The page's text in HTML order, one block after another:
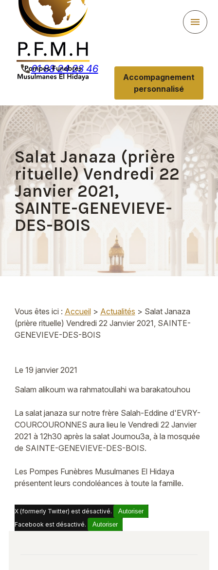
menu
phone01 88 24 23 46
Accompagnement
personnalisé
Salat Janaza (prière
rituelle) Vendredi 22
Janvier 2021,
SAINTE-GENEVIEVE-
DES-BOIS
Vous êtes ici : Accueil> Actualités > Salat Janaza
(prière rituelle) Vendredi 22 Janvier 2021, SAINTE-
GENEVIEVE-DES-BOIS
Le 19 janvier 2021
Salam alikoum wa rahmatoullahi wa barakatouhou
La salat janaza sur notre frère Salah-Eddine d'EVRY-
COURCOURONNES aura lieu le Vendredi 22 Janvier
2021 à 12h30 après la salat Joumou3a, à la mosquée
de SAINTE-GENEVIEVE-DES-BOIS.
Les Pompes Funèbres Musulmanes El Hidaya
présentent leurs condoléances à toute la famille.
X (formerly Twitter) est désactivé.
Autoriser
Facebook est désactivé.
Autoriser
Panneau de gestion des cookies